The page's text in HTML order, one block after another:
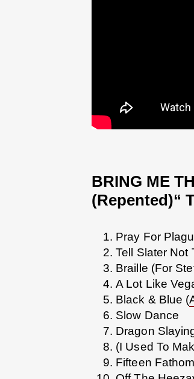
BRING ME
(Repented)“
Pray For
Tell Slater Not
Braille (For
A Lot Like
Black & Blue (
Slow Dance
Dragon
(I Used To
Fifteen